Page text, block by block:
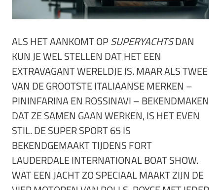
ALS HET AANKOMT OPSUPERYACHTSDAN
KUN JE WEL STELLEN DAT HET EEN
EXTRAVAGANT WERELDJE IS. MAAR ALS TWEE
VAN DE GROOTSTE ITALIAANSE MERKEN –
PININFARINA EN ROSSINAVI – BEKENDMAKEN
DAT ZE SAMEN GAAN WERKEN, IS HET EVEN
STIL. DE SUPER SPORT 65 IS
BEKENDGEMAAKT TIJDENS FORT
LAUDERDALE INTERNATIONAL BOAT SHOW.
WAT EEN JACHT ZO SPECIAAL MAAKT ZIJN DE